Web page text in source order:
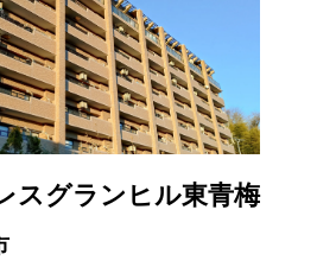
スグランヒル東青梅